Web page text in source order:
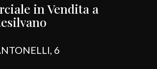
in Vendita a
6